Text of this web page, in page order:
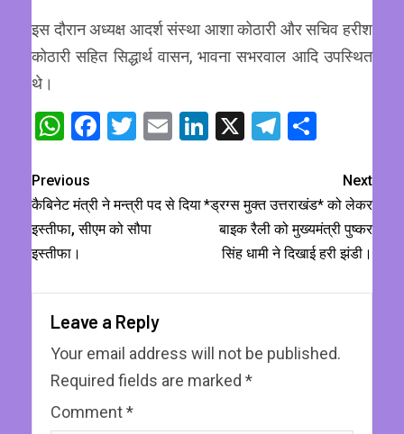
इस दौरान अध्यक्ष आदर्श संस्था आशा कोठारी और सचिव हरीश
कोठारी सहित सिद्धार्थ वासन, भावना सभरवाल आदि उपस्थित
थे।
WhatsApp
Facebook
Twitter
EmailLinkedIn
X Telegram
Previous
कैबिनेट मंत्री ने मन्त्री पद से दिया
इस्तीफा, सीएम को सौपा
इस्तीफा।
Next
*ड्रग्स मुक्त उत्तराखंड* को लेकर
बाइक रैली को मुख्यमंत्री पुष्कर
सिंह धामी ने दिखाई हरी झंडी।
Leave a Reply
Your email address will not be published.
Required fields are marked *
Comment*